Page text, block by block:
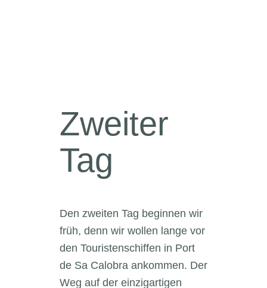
Zweiter
Tag
Den zweiten Tag beginnen wir
früh, denn wir wollen lange vor
den Touristenschiffen in Port
de Sa Calobra ankommen. Der
Weg auf der einzigartigen